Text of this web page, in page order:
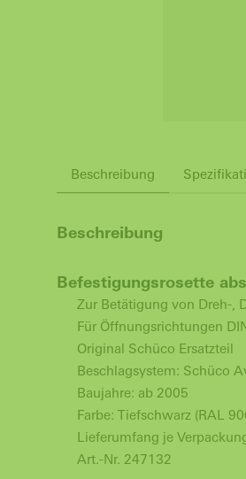
Beschreibung
Beschreibung
Befestigungsrosette
Zur Betätigung von Dreh-,
Für Öffnungsrichtungen
Original Schüco Ersatzteil
Beschlagsystem: Schüco
Baujahre: ab 2005
Farbe: Tiefschwarz (RAL
Lieferumfang je
Art.-Nr. 247132